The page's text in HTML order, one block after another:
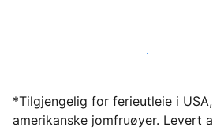
Lei ut ferieboligen din gjennom
*Tilgjengelig for ferieutleie i
amerikanske jomfruøyer. Levert